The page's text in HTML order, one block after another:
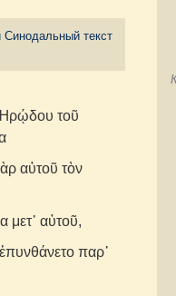
Синодальный текст
Ἡρῴδου τοῦ
αὐτοῦ τὸν
μετ᾽ αὐτοῦ,
παρ᾽